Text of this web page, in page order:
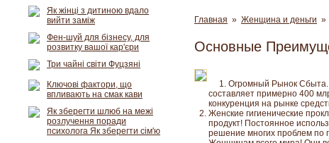
Главная » Женщина и деньги »
Основные
Огромный Рынок Сбыта.
составляет примерно 400
конкуренция на рынке
Женские гигиенические
продукт! Постоянное
решение многих проблем по
Як жінці з дитиною вдало
вийти заміж
Фен-шуй для бізнесу, для
розвитку вашої кар'єри
Три чайні світи Фуцзяні
Ключові фактори, що
впливають на смак кави
Як зберегти шлюб на межі
розлучення поради
психолога Як зберегти сім'ю